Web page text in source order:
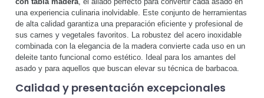
una experiencia culinaria inolvidable. Este conjunto de herramientas
de alta calidad garantiza una preparación eficiente y profesional de
sus carnes y vegetales favoritos. La robustez del acero inoxidable
combinada con la elegancia de la madera convierte cada uso en un
deleite tanto funcional como estético. Ideal para los amantes del
asado y para aquellos que buscan elevar su técnica de barbacoa.
Calidad y presentación excepcionales